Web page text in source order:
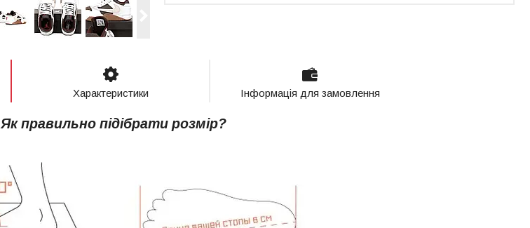
Характеристики Інформація для замовлення
Як правильно підібрати розмір?